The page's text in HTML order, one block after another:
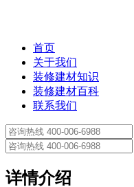
首页
关于我们
装修建材知识
装修建材百科
联系我们
详情介绍